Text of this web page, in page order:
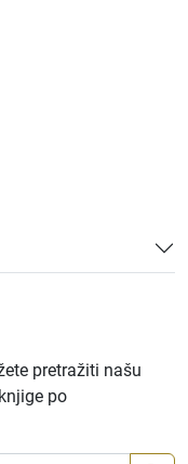
pretražiti našu
po